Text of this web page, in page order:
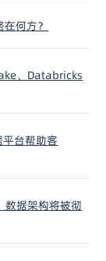
何方？
、Databricks
台帮助客
数据架构将被彻